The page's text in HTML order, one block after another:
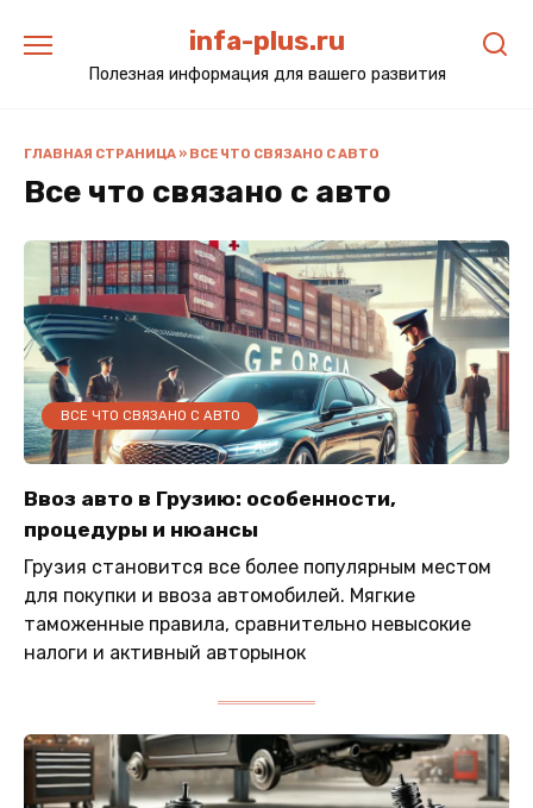
содержанию
infa-plus.ru
Полезная информация для вашего развития
ГЛАВНАЯ СТРАНИЦА » ВСЕ ЧТО СВЯЗАНО С АВТО
Все что связано с авто
ВСЕ ЧТО СВЯЗАНО С АВТО
Ввоз авто в Грузию: особенности,
процедуры и нюансы
Грузия становится все более популярным местом
для покупки и ввоза автомобилей. Мягкие
таможенные правила, сравнительно невысокие
налоги и активный авторынок